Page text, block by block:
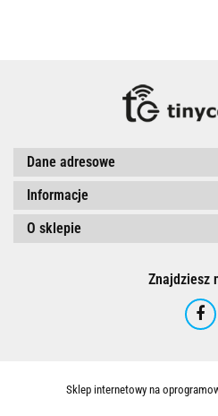
Dane adresowe
Informacje
O sklepie
Znajdziesz
Sklep internetowy na